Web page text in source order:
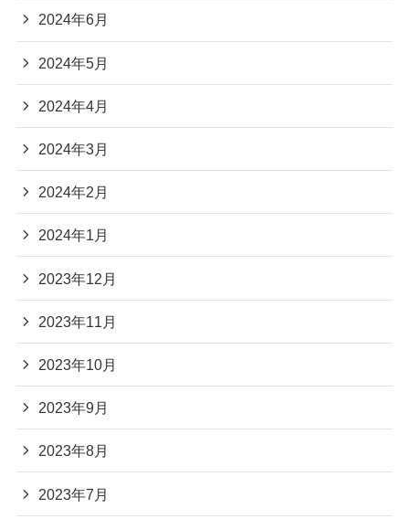
2024年6月
2024年5月
2024年4月
2024年3月
2024年2月
2024年1月
2023年12月
2023年11月
2023年10月
2023年9月
2023年8月
2023年7月